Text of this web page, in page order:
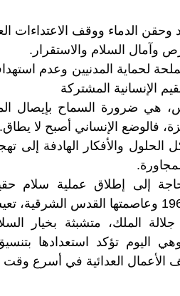
وحقن الدماء ووقف الاعتداءات
السلام والاستقرار.
لحماية المدنيين وعدم
الإنسانية المشتركة
هي ضرورة السماح بإيصال
فالوضع الإنساني أصبح لا يطاق.
الحلول والأفكار الهادفة إلى
إلى إطلاق عملية سلام
جلالة الملك، متشبثة بخيار
اليوم تؤكد استعدادها
الأعمال العدائية في أسرع